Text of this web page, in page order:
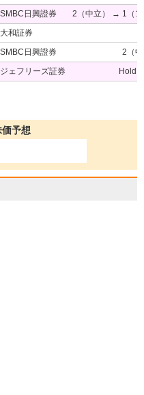
SMBC日興證券
2（中立） → 1（
大和証券
SMBC日興證券
2（
ジェフリーズ証券 Hold
予想